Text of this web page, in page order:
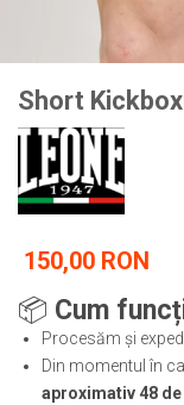
Placi de spargere
Prim ajutor
Recuperare si
Saci bulgaresti
Saltele si Tatami
Saci de Box
Scuturi
Greutati Fitness
Linie Kempo
Jachete
Sosete
Veste
Rucsacuri si genti
Tape
Cadouri
Short
150,00 RON
📦 Cum
Procesăm și
Din momentul în
aproximativ 48